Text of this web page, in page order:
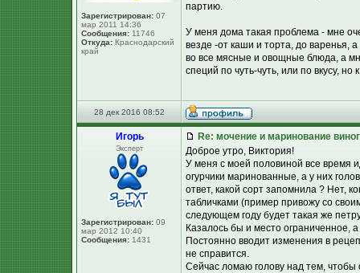
Зарегистрирован: 07
мар 2011 14:36
Сообщения: 11746
Откуда: Краснодарский
край
партию.
У меня дома такая проблема - мне
везде -от каши и торта, до варенья,
во все мясные и овощные блюда, а
специй по чуть-чуть, или по вкусу, но
28 дек 2016 08:52
Игорь
Эксперт
Зарегистрирован: 09
мар 2012 10:40
Сообщения: 1431
Re: мочение и маринование
Доброе утро, Виктория!
У меня с моей половиной все время
огурчики маринованные, а у них
ответ, какой сорт запомнила ? Нет,
табличками (пример привожу со
следующем году будет такая же
Казалось бы и место ограниченное,
Постоянно вводит изменения в
не справится.
Сейчас ломаю голову над тем,